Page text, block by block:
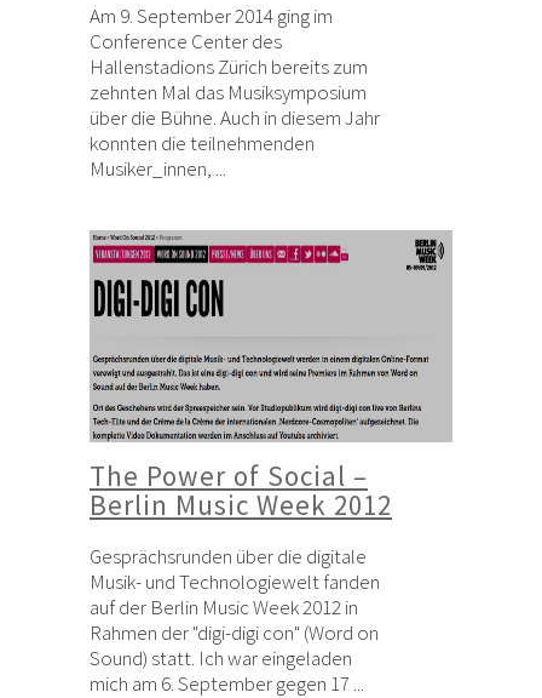
Am 9. September 2014 ging im
Conference Center des
Hallenstadions Zürich bereits zum
zehnten Mal das Musiksymposium
über die Bühne. Auch in diesem Jahr
konnten die teilnehmenden
Musiker_innen, ...
The Power of Social –
Berlin Music Week 2012
Gesprächsrunden über die digitale
Musik- und Technologiewelt fanden
auf der Berlin Music Week 2012 in
Rahmen der "digi-digi con" (Word on
Sound) statt. Ich war eingeladen
mich am 6. September gegen 17 ...